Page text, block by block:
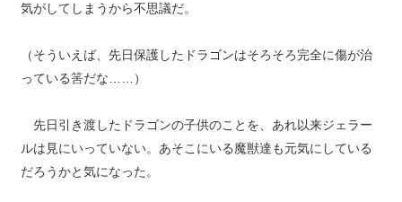
気がしてしまうから不思議だ。
（そういえば、先日保護したドラゴンはそろそろ完全に傷が治
っている筈だな……）
先日引き渡したドラゴンの子供のことを、あれ以来ジェラー
ルは見にいっていない。あそこにいる魔獣達も元気にしている
だろうかと気になった。